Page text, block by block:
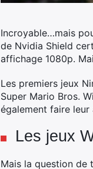
Incroyable…mais
de Nvidia Shield
affichage 1080p.
Les premiers jeux
Super Mario Bros.
également faire
Les jeux
Mais la question de